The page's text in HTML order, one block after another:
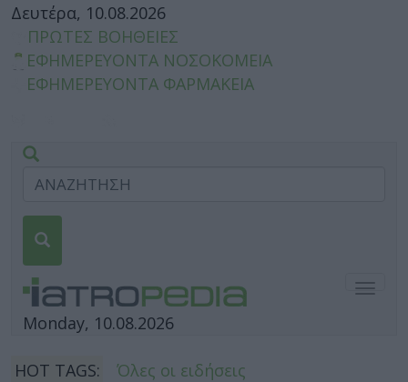
Δευτέρα, 10.08.2026
ΠΡΩΤΕΣ ΒΟΗΘΕΙΕΣ
ΕΦΗΜΕΡΕΥΟΝΤΑ ΝΟΣΟΚΟΜΕΙΑ
ΕΦΗΜΕΡΕΥΟΝΤΑ ΦΑΡΜΑΚΕΙΑ
Monday, 10.08.2026
HOT TAGS:
Όλες οι ειδήσεις